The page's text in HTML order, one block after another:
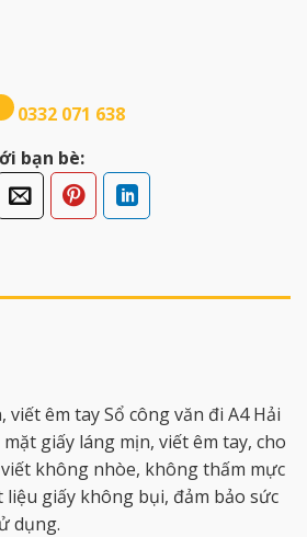
0332 071 638
bạn bè:
viết êm tay Sổ công văn đi A4 Hải
giấy láng mịn, viết êm tay, cho
không nhòe, không thấm mực
liệu giấy không bụi, đảm bảo sức
dụng.